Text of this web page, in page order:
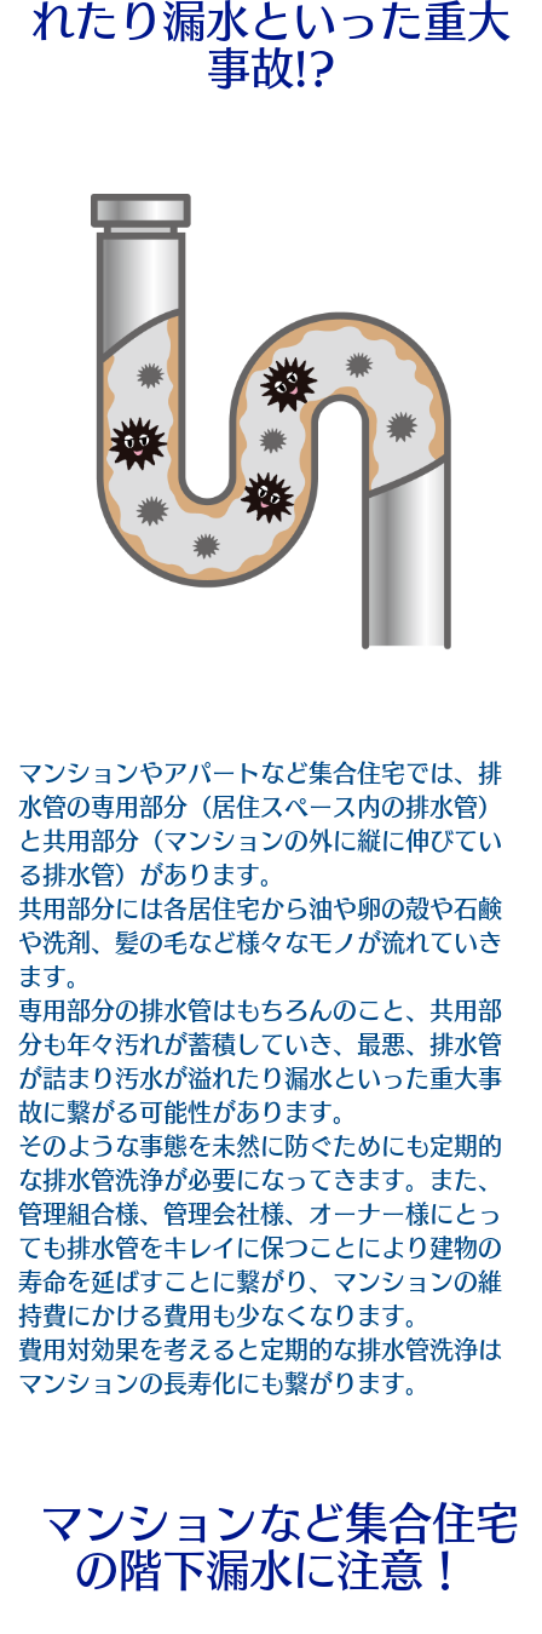
れたり漏水といった重大
事故!?
マンションやアパートなど集合住宅では、排
水管の専用部分（居住スペース内の排水管）
と共用部分（マンションの外に縦に伸びてい
る排水管）があります。
共用部分には各居住宅から油や卵の殻や石鹸
や洗剤、髪の毛など様々なモノが流れていき
ます。
専用部分の排水管はもちろんのこと、共用部
分も年々汚れが蓄積していき、最悪、排水管
が詰まり汚水が溢れたり漏水といった重大事
故に繋がる可能性があります。
そのような事態を未然に防ぐためにも定期的
な排水管洗浄が必要になってきます。また、
管理組合様、管理会社様、オーナー様にとっ
ても排水管をキレイに保つことにより建物の
寿命を延ばすことに繋がり、マンションの維
持費にかける費用も少なくなります。
費用対効果を考えると定期的な排水管洗浄は
マンションの長寿化にも繋がります。
マンションなど集合住宅
の階下漏水に注意！